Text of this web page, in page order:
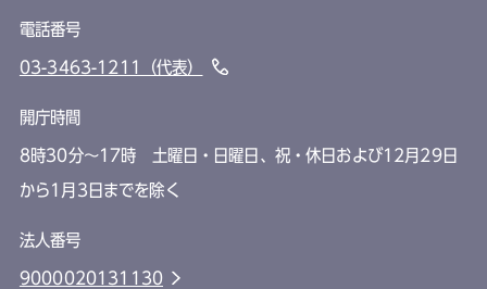
電話番号
03-3463-1211（代表）
開庁時間
8時30分～17時 土曜日・日曜日、祝・休日および12月29日
から1月3日までを除く
法人番号
9000020131130